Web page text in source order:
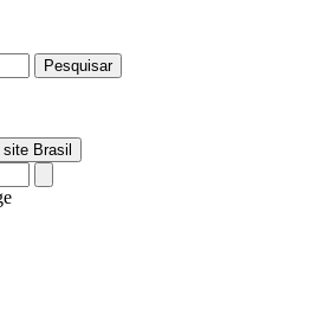
Pesquisar
Brasil